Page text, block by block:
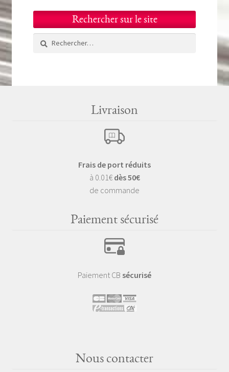
Rechercher sur le site
Livraison
Frais de port réduits
à 0.01€ dès 50€
de commande
Paiement sécurisé
Paiement CB sécurisé
Nous contacter